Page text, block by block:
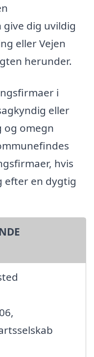
dig uvildig
eller Vejen
herunder.
i
eller
og omegn
hvis
efter en dygtig